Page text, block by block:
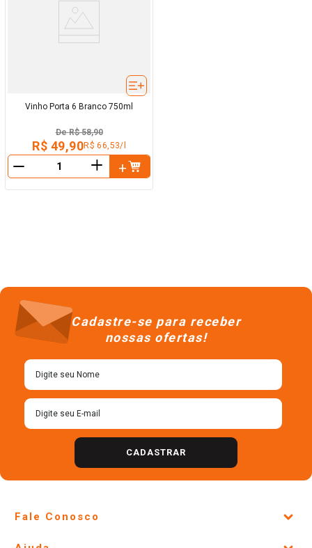
Vinho Porta 6 Branco 750ml
De R$ 58,90
R$ 49,90R$ 66,53/l
＋
Cadastre-se para receber
nossas ofertas!
CADASTRAR
Fale Conosco